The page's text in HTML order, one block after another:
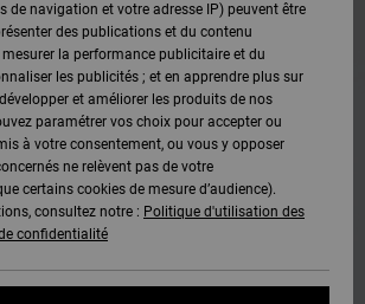
de navigation et votre adresse IP) peuvent être
des publications et du contenu
la performance publicitaire et du
les publicités ; et en apprendre plus sur
et améliorer les produits de nos
paramétrer vos choix pour accepter ou
à votre consentement, ou vous y opposer
ne relèvent pas de votre
certains cookies de mesure d’audience).
consultez notre : Politique d'utilisation des
confidentialité